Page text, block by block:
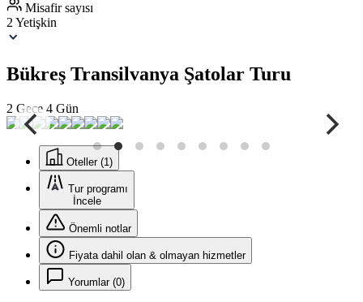
Misafir sayısı
2 Yetişkin
Bükreş Transilvanya Şatolar Turu
2 Gece 4 Gün
Oteller (1)
Tur programı
İncele
Önemli notlar
Fiyata dahil olan & olmayan hizmetler
Yorumlar (0)